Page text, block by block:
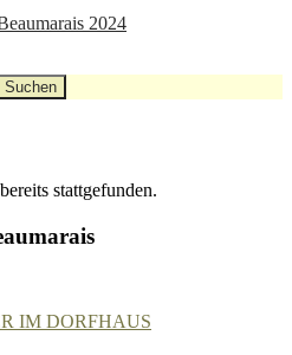
2024
stattgefunden.
IM DORFHAUS